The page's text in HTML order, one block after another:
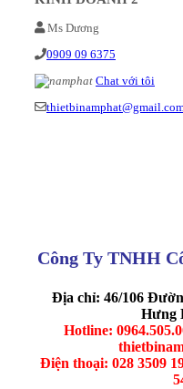
Ms Dương
0909 09 6375
Chat với tôi
Công Ty TNHH
Địa chỉ: 46/106
Hưng
Hotline:
Điện thoại: 028 3509